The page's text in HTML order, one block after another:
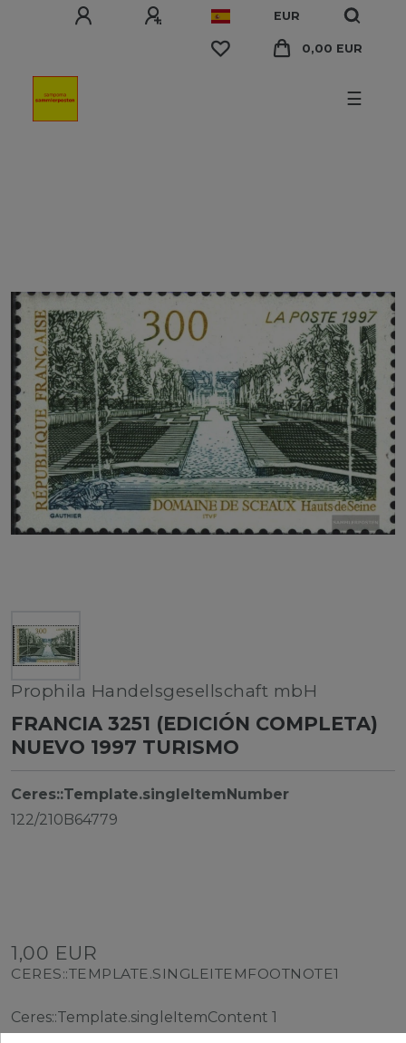
EUR
0,00 EUR
☰
Prophila Handelsgesellschaft mbH
FRANCIA 3251 (EDICIÓN COMPLETA)
NUEVO 1997 TURISMO
Ceres::Template.singleItemNumber
122/210B64779
1,00 EUR
CERES::TEMPLATE.SINGLEITEMFOOTNOTE1
Ceres::Template.singleItemContent 1